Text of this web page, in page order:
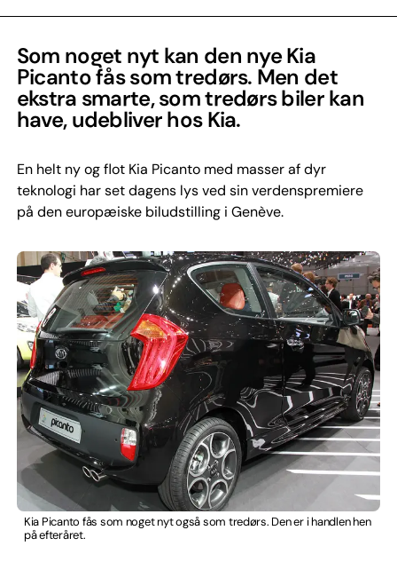
Som noget nyt kan den nye Kia
Picanto fås som tredørs. Men det
ekstra smarte, som tredørs biler kan
have, udebliver hos Kia.
En helt ny og flot Kia Picanto med masser af dyr
teknologi har set dagens lys ved sin verdenspremiere
på den europæiske biludstilling i Genève.
Kia Picanto fås som noget nyt også som tredørs. Den er i handlen hen
på efteråret.